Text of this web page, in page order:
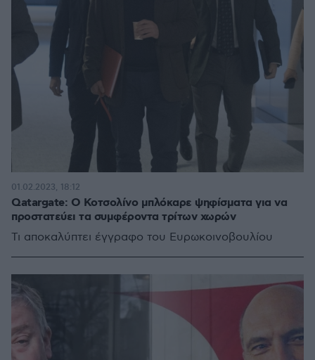
Qatargate: Ο Κοτσολίνο μπλόκαρε ψηφίσματα για να
προστατεύει τα συμφέροντα τρίτων χωρών
Τι αποκαλύπτει έγγραφο του Ευρωκοινοβουλίου
01.02.2023, 18:12